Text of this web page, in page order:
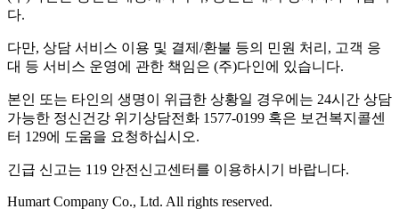
다.
다만, 상담 서비스 이용 및 결제/환불 등의 민원 처리, 고객 응
대 등 서비스 운영에 관한 책임은 (주)다인에 있습니다.
본인 또는 타인의 생명이 위급한 상황일 경우에는 24시간 상담
가능한 정신건강 위기상담전화 1577-0199 혹은 보건복지콜센
터 129에 도움을 요청하십시오.
긴급 신고는 119 안전신고센터를 이용하시기 바랍니다.
Humart Company Co., Ltd. All rights reserved.